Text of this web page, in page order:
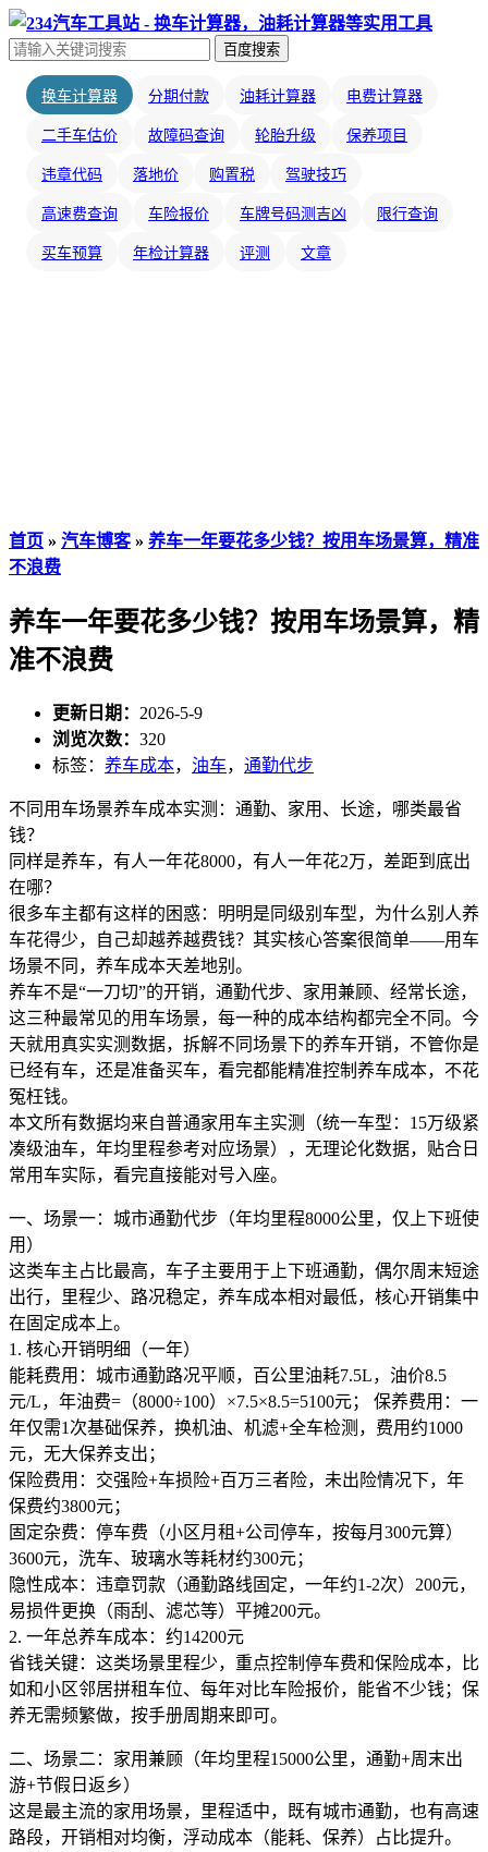
百度搜索
换车计算器 分期付款 油耗计算器 电费计算器
二手车估价 故障码查询 轮胎升级 保养项目
违章代码 落地价 购置税 驾驶技巧
高速费查询 车险报价 车牌号码测吉凶 限行查询
买车预算 年检计算器 评测 文章
首页 » 汽车博客» 养车一年要花多少钱？按用车场景算，精准
不浪费
养车一年要花多少钱？按用车场景算，精
准不浪费
更新日期： 2026-5-9
浏览次数： 320
标签： 养车成本， 油车， 通勤代步
不同用车场景养车成本实测：通勤、家用、长途，哪类最省
钱？
同样是养车，有人一年花8000，有人一年花2万，差距到底出
在哪？
很多车主都有这样的困惑：明明是同级别车型，为什么别人养
车花得少，自己却越养越费钱？其实核心答案很简单——用车
场景不同，养车成本天差地别。
养车不是“一刀切”的开销，通勤代步、家用兼顾、经常长途，
这三种最常见的用车场景，每一种的成本结构都完全不同。今
天就用真实实测数据，拆解不同场景下的养车开销，不管你是
已经有车，还是准备买车，看完都能精准控制养车成本，不花
冤枉钱。
本文所有数据均来自普通家用车主实测（统一车型：15万级紧
凑级油车，年均里程参考对应场景），无理论化数据，贴合日
常用车实际，看完直接能对号入座。
一、场景一：城市通勤代步（年均里程8000公里，仅上下班使
用）
这类车主占比最高，车子主要用于上下班通勤，偶尔周末短途
出行，里程少、路况稳定，养车成本相对最低，核心开销集中
在固定成本上。
1. 核心开销明细（一年）
能耗费用：城市通勤路况平顺，百公里油耗7.5L，油价8.5
元/L，年油费=（8000÷100）×7.5×8.5=5100元； 保养费用：一
年仅需1次基础保养，换机油、机滤+全车检测，费用约1000
元，无大保养支出；
保险费用：交强险+车损险+百万三者险，未出险情况下，年
保费约3800元；
固定杂费：停车费（小区月租+公司停车，按每月300元算）
3600元，洗车、玻璃水等耗材约300元；
隐性成本：违章罚款（通勤路线固定，一年约1-2次）200元，
易损件更换（雨刮、滤芯等）平摊200元。
2. 一年总养车成本：约14200元
省钱关键：这类场景里程少，重点控制停车费和保险成本，比
如和小区邻居拼租车位、每年对比车险报价，能省不少钱；保
养无需频繁做，按手册周期来即可。
二、场景二：家用兼顾（年均里程15000公里，通勤+周末出
游+节假日返乡）
这是最主流的家用场景，里程适中，既有城市通勤，也有高速
路段，开销相对均衡，浮动成本（能耗、保养）占比提升。